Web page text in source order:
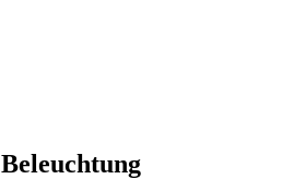
Beleuchtung